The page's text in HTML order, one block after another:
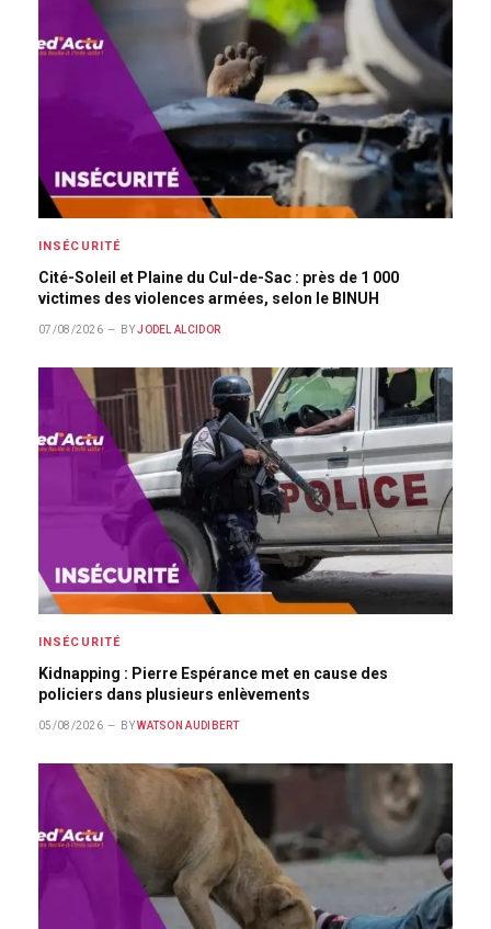
INSÉCURITÉ
Cité-Soleil et Plaine du Cul-de-Sac : près de 1 000
victimes des violences armées, selon le BINUH
07/08/2026 BY JODEL ALCIDOR
INSÉCURITÉ
Kidnapping : Pierre Espérance met en cause des
policiers dans plusieurs enlèvements
05/08/2026 BY WATSON AUDIBERT